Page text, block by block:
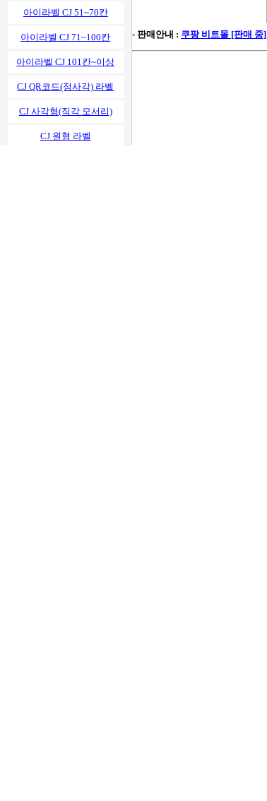
아이라벨 CJ 51~70칸
아이라벨 CJ 71~100칸
아이라벨 CJ 101칸~이상
CJ QR코드(정사각) 라벨
CJ 사각형(직각 모서리)
CJ 원형 라벨
- 판매안내 : 쿠팡 비트몰 [판매 중]